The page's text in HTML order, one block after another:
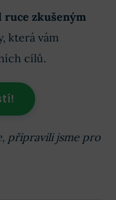
ruce zkušeným
která vám
cílů.
připravili jsme pro